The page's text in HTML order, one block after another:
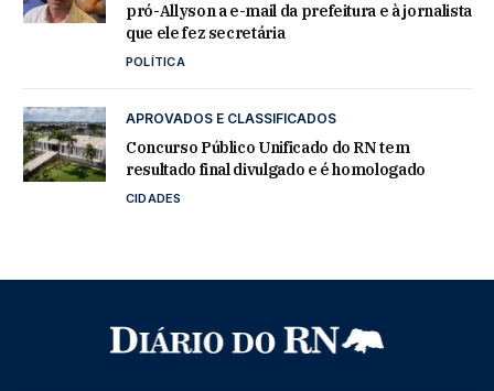
pró-Allyson a e-mail da prefeitura e à jornalista
que ele fez secretária
POLÍTICA
APROVADOS E CLASSIFICADOS
Concurso Público Unificado do RN tem
resultado final divulgado e é homologado
CIDADES